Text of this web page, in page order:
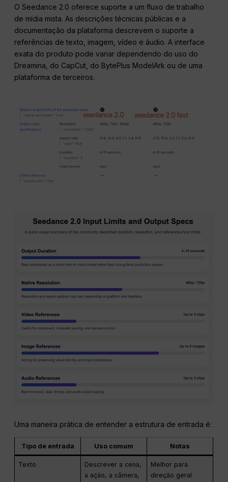
O Seedance 2.0 oferece suporte a um fluxo de trabalho
de mídia mista. As descrições técnicas públicas e a
documentação da plataforma descrevem o suporte a
referências de texto, imagem, vídeo e áudio. A interface
exata do produto pode variar dependendo do uso do
Dreamina, do CapCut, do BytePlus ModelArk ou de uma
plataforma de terceiros.
Uma maneira prática de entender a estrutura de entrada é:
Tipo de entrada Uso comum Notas
Texto
Descrever a cena,
a ação, a câmera,
Melhor para
direção geral